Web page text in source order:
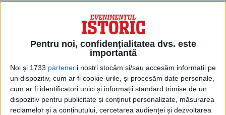
Pentru noi, confidențialitatea dvs. este
importantă
Noi și 1733 partenerii noștri stocăm și/sau accesăm informații pe
un dispozitiv, cum ar fi cookie-urile, și procesăm date personale,
cum ar fi identificatori unici și informații standard trimise de un
dispozitiv pentru publicitate și conținut personalizate, măsurarea
reclamelor și a conținutului, cercetarea audienței și dezvoltarea